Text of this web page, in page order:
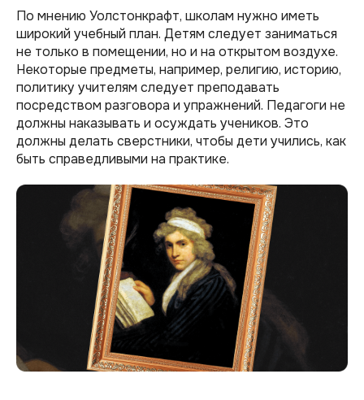
По мнению Уолстонкрафт, школам нужно иметь
широкий учебный план. Детям следует заниматься
не только в помещении, но и на открытом воздухе.
Некоторые предметы, например, религию, историю,
политику учителям следует преподавать
посредством разговора и упражнений. Педагоги не
должны наказывать и осуждать учеников. Это
должны делать сверстники, чтобы дети учились, как
быть справедливыми на практике.